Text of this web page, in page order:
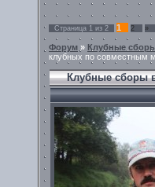
Страница 1 из 2 1 2 »
Форум » Клубные
клубных по совместным
Клубные сборы